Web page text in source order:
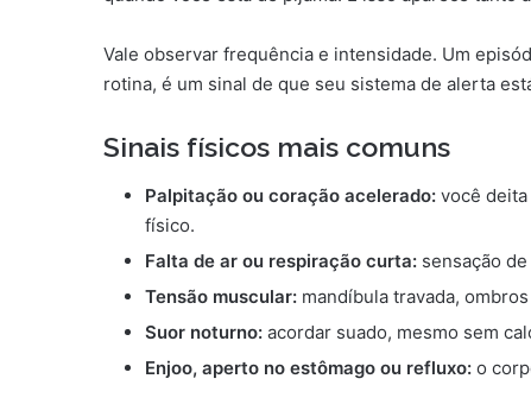
Vale observar frequência e intensidade. Um
rotina, é um sinal de que seu sistema de alerta
Sinais físicos mais comuns
Palpitação ou coração acelerado: você
físico.
Falta de ar ou respiração curta: sensação
Tensão muscular: mandíbula travada,
Suor noturno: acordar suado, mesmo sem
Enjoo, aperto no estômago ou refluxo: o